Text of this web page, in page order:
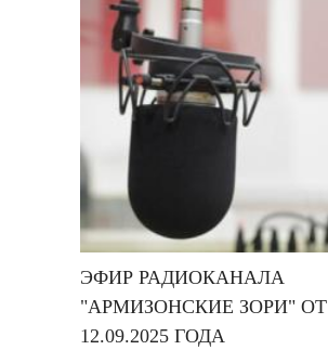
ЭФИР РАДИОКАНАЛА
"АРМИЗОНСКИЕ ЗОРИ" ОТ
12.09.2025 ГОДА